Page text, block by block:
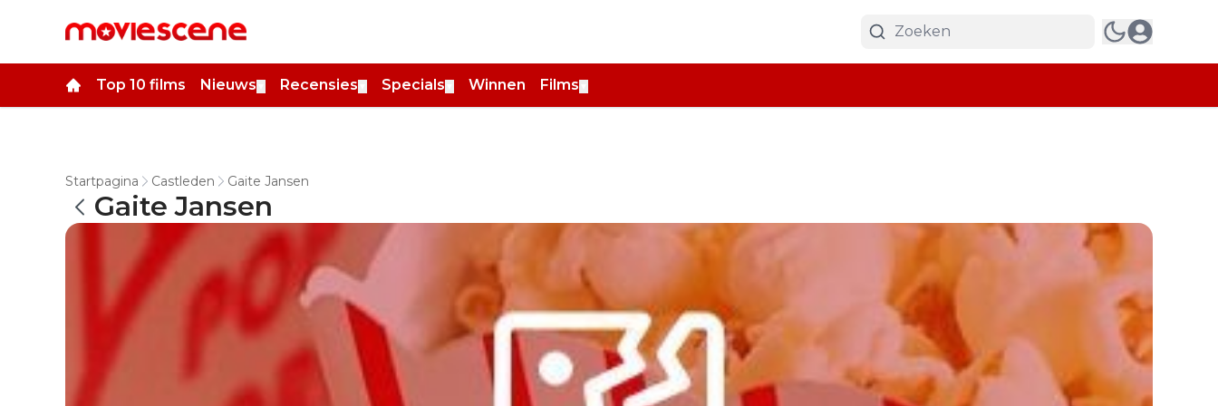
Top 10 films Nieuws Recensies Specials Winnen Films
Startpagina Castleden Gaite Jansen
Gaite Jansen